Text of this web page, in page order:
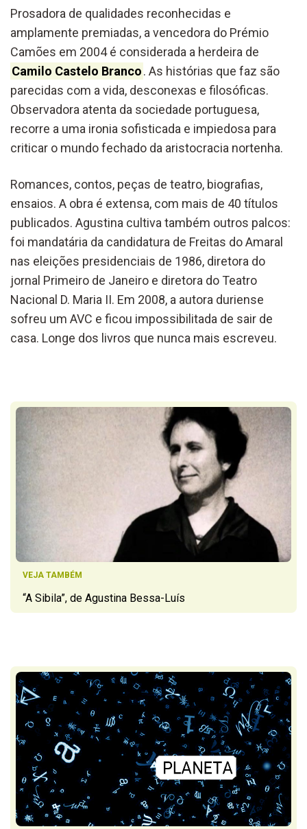
Prosadora de qualidades reconhecidas e
amplamente premiadas, a vencedora do Prémio
Camões em 2004 é considerada a herdeira de
Camilo Castelo Branco. As histórias que faz são
parecidas com a vida, desconexas e filosóficas.
Observadora atenta da sociedade portuguesa,
recorre a uma ironia sofisticada e impiedosa para
criticar o mundo fechado da aristocracia nortenha.
Romances, contos, peças de teatro, biografias,
ensaios. A obra é extensa, com mais de 40 títulos
publicados. Agustina cultiva também outros palcos:
foi mandatária da candidatura de Freitas do Amaral
nas eleições presidenciais de 1986, diretora do
jornal Primeiro de Janeiro e diretora do Teatro
Nacional D. Maria II. Em 2008, a autora duriense
sofreu um AVC e ficou impossibilitada de sair de
casa. Longe dos livros que nunca mais escreveu.
VEJA TAMBÉM
“A Sibila”, de Agustina Bessa-Luís